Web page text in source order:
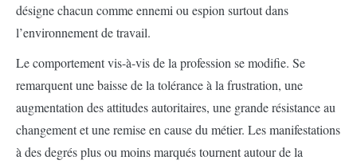
désigne chacun comme ennemi ou espion surtout dans
l’environnement de travail.
Le comportement vis-à-vis de la profession se modifie. Se
remarquent une baisse de la tolérance à la frustration, une
augmentation des attitudes autoritaires, une grande résistance au
changement et une remise en cause du métier. Les manifestations
à des degrés plus ou moins marqués tournent autour de la